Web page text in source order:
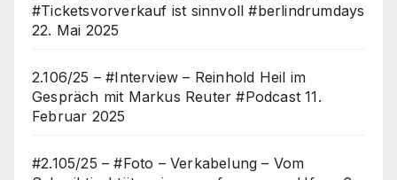
#Ticketsvorverkauf ist sinnvoll #berlindrumdays
22. Mai 2025
2.106/25 – #Interview – Reinhold Heil im
Gespräch mit Markus Reuter #Podcast 11.
Februar 2025
#2.105/25 – #Foto – Verkabelung – Vom